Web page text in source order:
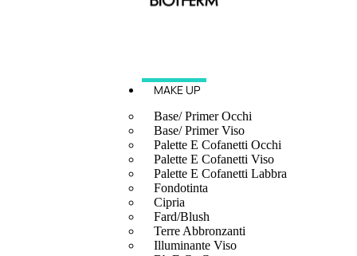
MAKE UP
Base/ Primer Occhi
Base/ Primer Viso
Palette E Cofanetti Occhi
Palette E Cofanetti Viso
Palette E Cofanetti Labbra
Fondotinta
Cipria
Fard/Blush
Terre Abbronzanti
Illuminante Viso